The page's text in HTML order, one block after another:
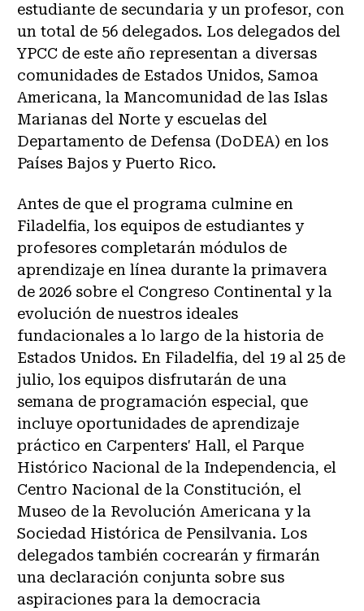
estudiante de secundaria y un profesor, con
un total de 56 delegados. Los delegados del
YPCC de este año representan a diversas
comunidades de Estados Unidos, Samoa
Americana, la Mancomunidad de las Islas
Marianas del Norte y escuelas del
Departamento de Defensa (DoDEA) en los
Países Bajos y Puerto Rico.
Antes de que el programa culmine en
Filadelfia, los equipos de estudiantes y
profesores completarán módulos de
aprendizaje en línea durante la primavera
de 2026 sobre el Congreso Continental y la
evolución de nuestros ideales
fundacionales a lo largo de la historia de
Estados Unidos. En Filadelfia, del 19 al 25 de
julio, los equipos disfrutarán de una
semana de programación especial, que
incluye oportunidades de aprendizaje
práctico en Carpenters' Hall, el Parque
Histórico Nacional de la Independencia, el
Centro Nacional de la Constitución, el
Museo de la Revolución Americana y la
Sociedad Histórica de Pensilvania. Los
delegados también cocrearán y firmarán
una declaración conjunta sobre sus
aspiraciones para la democracia